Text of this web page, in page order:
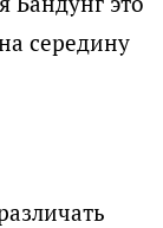
середину